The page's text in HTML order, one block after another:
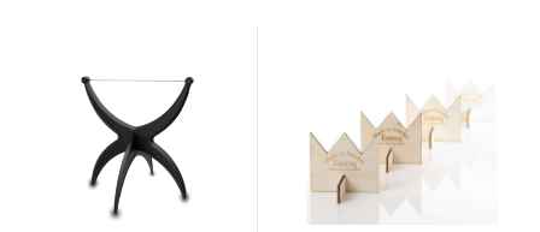
variaties.
Deze
optie